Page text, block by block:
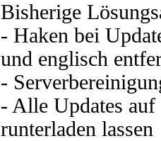
Bisherige
- Haken bei
und englisch
-
- Alle Updates
runterladen lassen